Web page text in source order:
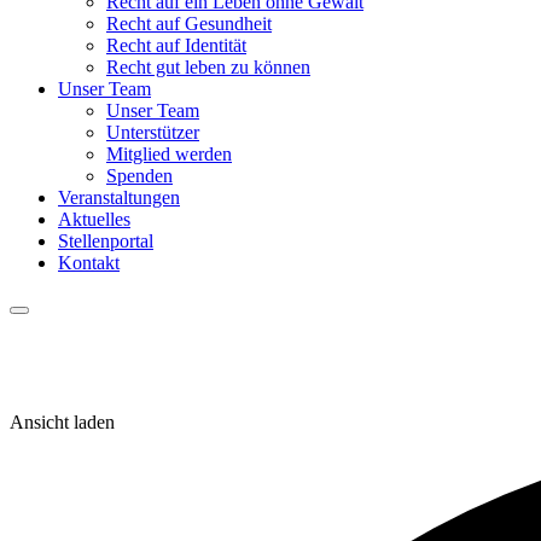
Recht auf Gesundheit
Recht auf Identität
Recht gut leben zu können
Unser Team
Unser Team
Unterstützer
Mitglied werden
Spenden
Veranstaltungen
Aktuelles
Stellenportal
Kontakt
Ansicht laden